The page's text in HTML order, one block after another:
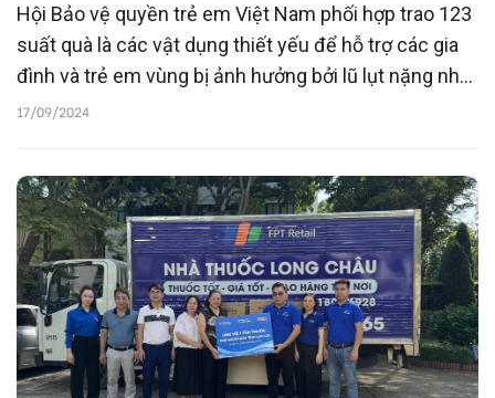
Hội Bảo vệ quyền trẻ em Việt Nam phối hợp trao 123
suất quà là các vật dụng thiết yếu để hỗ trợ các gia
đình và trẻ em vùng bị ảnh hưởng bởi lũ lụt nặng nhất
tỉnh Yên Bái sớm ổn định cuộc sống.
17/09/2024